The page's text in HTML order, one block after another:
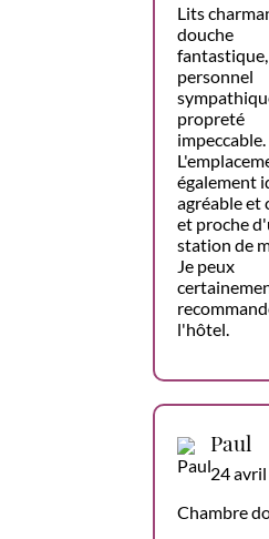
Lits
douche
fantastique,
personnel
propreté
impeccable.
également
agréable et
et proche
station de
Je peux
l'hôtel.
Paul
24
Chambre